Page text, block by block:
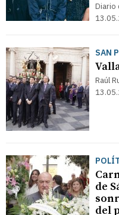
Diario
SAN
Raúl
de
del